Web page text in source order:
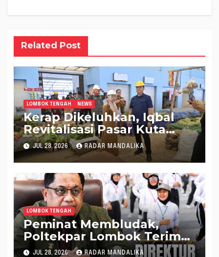
Related Post
LOMBOK TENGAH NEWS
Kerap Dikeluhkan, Iqbal
Revitalisasi Pasar Kuta
Mandalika Jadi Lebih
Nyaman
JUL 28, 2026 RADAR MANDALIKA
LOMBOK TENGAH
Peminat Membludak,
Poltekpar Lombok Terima
560 Mahasiswa Baru
JUL 28, 2026 RADAR MANDALIKA